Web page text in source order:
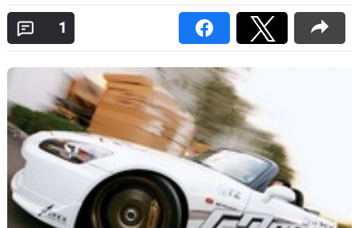
Electriques
Utilitaires
Flottes
Auto
Services
Forum
1